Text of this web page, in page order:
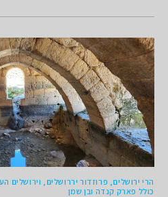
הרי ירושלים, פרוזדור יררושלים, וירושלים
כולל פארק קנדה ובן שמן